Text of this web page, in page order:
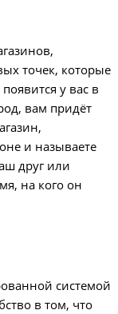
точек, которые
у вас в
вам придёт
и называете
друг или
на кого он
системой
в том, что